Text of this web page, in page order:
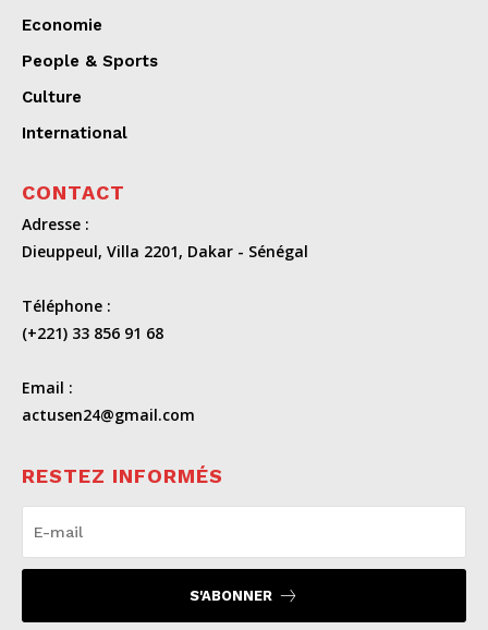
Economie
People & Sports
Culture
International
CONTACT
Adresse :
Dieuppeul, Villa 2201, Dakar - Sénégal
Téléphone :
(+221) 33 856 91 68
Email :
actusen24@gmail.com
RESTEZ INFORMÉS
S'ABONNER